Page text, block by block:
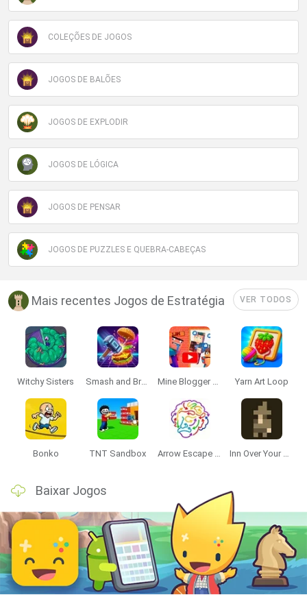
COLEÇÕES DE JOGOS
JOGOS DE BALÕES
JOGOS DE EXPLODIR
JOGOS DE LÓGICA
JOGOS DE PENSAR
JOGOS DE PUZZLES E QUEBRA-CABEÇAS
Mais recentes Jogos de Estratégia VER TODOS
Witchy Sisters Smash and Break Mine Blogger Simulator 3D Yarn Art Loop
Bonko TNT Sandbox Arrow Escape Master Inn Over Your Head
Baixar Jogos